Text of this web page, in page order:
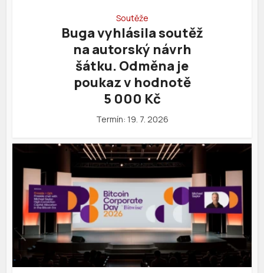
Soutěže
Buga vyhlásila soutěž
na autorský návrh
šátku. Odměna je
poukaz v hodnotě
5 000 Kč
Termín: 19. 7. 2026